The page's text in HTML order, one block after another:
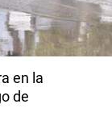
en la
de